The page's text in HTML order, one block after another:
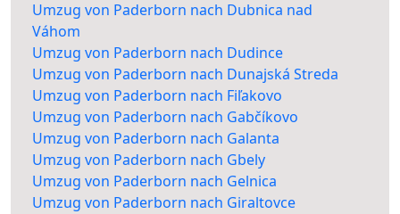
Umzug von Paderborn nach Dubnica nad
Váhom
Umzug von Paderborn nach Dudince
Umzug von Paderborn nach Dunajská Streda
Umzug von Paderborn nach Fiľakovo
Umzug von Paderborn nach Gabčíkovo
Umzug von Paderborn nach Galanta
Umzug von Paderborn nach Gbely
Umzug von Paderborn nach Gelnica
Umzug von Paderborn nach Giraltovce